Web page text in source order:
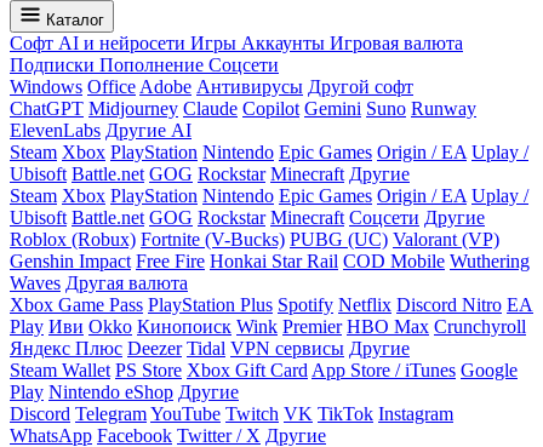
Каталог
Софт AI и нейросети Игры Аккаунты Игровая валюта
Подписки Пополнение Соцсети
Windows Office Adobe Антивирусы Другой софт
ChatGPT Midjourney Claude Copilot Gemini Suno Runway
ElevenLabs Другие AI
Steam Xbox PlayStation Nintendo Epic Games Origin / EA Uplay /
Ubisoft Battle.net GOG Rockstar Minecraft Другие
Steam Xbox PlayStation Nintendo Epic Games Origin / EA Uplay /
Ubisoft Battle.net GOG Rockstar Minecraft Соцсети Другие
Roblox (Robux) Fortnite (V-Bucks) PUBG (UC) Valorant (VP)
Genshin Impact Free Fire Honkai Star Rail COD Mobile Wuthering
Waves Другая валюта
Xbox Game Pass PlayStation Plus Spotify Netflix Discord Nitro EA
Play Иви Okko Кинопоиск Wink Premier HBO Max Crunchyroll
Яндекс Плюс Deezer Tidal VPN сервисы Другие
Steam Wallet PS Store Xbox Gift Card App Store / iTunes Google
Play Nintendo eShop Другие
Discord TelegramYouTube Twitch VK TikTok Instagram
WhatsApp Facebook Twitter / X Другие